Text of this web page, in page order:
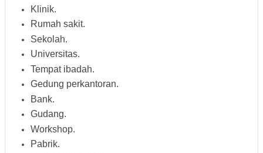
Klinik.
Rumah sakit.
Sekolah.
Universitas.
Tempat ibadah.
Gedung perkantoran.
Bank.
Gudang.
Workshop.
Pabrik.